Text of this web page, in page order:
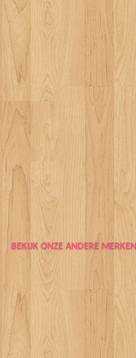
BEKIJK ONZE ANDERE MERKEN